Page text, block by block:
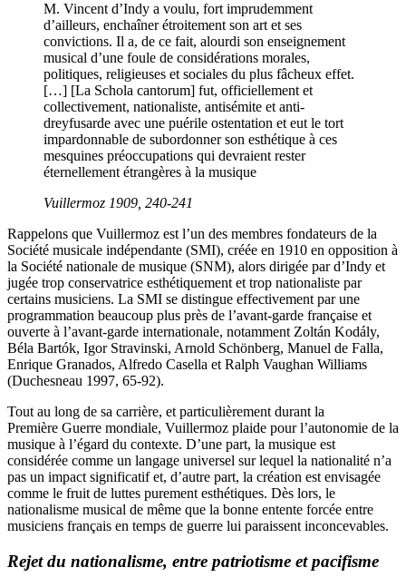
M. Vincent d’Indy a voulu, fort imprudemment
d’ailleurs, enchaîner étroitement son art et ses
convictions. Il a, de ce fait, alourdi son enseignement
musical d’une foule de considérations morales,
politiques, religieuses et sociales du plus fâcheux effet.
[…] [La Schola cantorum] fut, officiellement et
collectivement, nationaliste, antisémite et anti-
dreyfusarde avec une puérile ostentation et eut le tort
impardonnable de subordonner son esthétique à ces
mesquines préoccupations qui devraient rester
éternellement étrangères à la musique
Vuillermoz 1909, 240-241
Rappelons que Vuillermoz est l’un des membres fondateurs de la
Société musicale indépendante (SMI), créée en 1910 en opposition à
la Société nationale de musique (SNM), alors dirigée par d’Indy et
jugée trop conservatrice esthétiquement et trop nationaliste par
certains musiciens. La SMI se distingue effectivement par une
programmation beaucoup plus près de l’avant-garde française et
ouverte à l’avant-garde internationale, notamment Zoltán Kodály,
Béla Bartók, Igor Stravinski, Arnold Schönberg, Manuel de Falla,
Enrique Granados, Alfredo Casella et Ralph Vaughan Williams
(Duchesneau 1997, 65-92).
Tout au long de sa carrière, et particulièrement durant la
Première Guerre mondiale, Vuillermoz plaide pour l’autonomie de la
musique à l’égard du contexte. D’une part, la musique est
considérée comme un langage universel sur lequel la nationalité n’a
pas un impact significatif et, d’autre part, la création est envisagée
comme le fruit de luttes purement esthétiques. Dès lors, le
nationalisme musical de même que la bonne entente forcée entre
musiciens français en temps de guerre lui paraissent inconcevables.
Rejet du nationalisme, entre patriotisme et pacifisme